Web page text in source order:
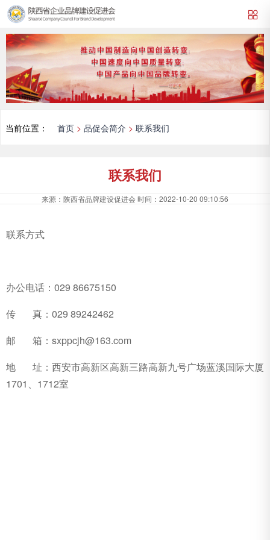
当前位置： 首页 > 品促会简介 > 联系我们
联系我们
来源： 陕西省品牌建设促进会时间： 2022-10-20 09:10:56
联系方式
办公电话：029 86675150
传 真：029 89242462
邮 箱：sxppcjh@163.com
地 址：西安市高新区高新三路高新九号广场蓝溪国际大厦
1701、1712室